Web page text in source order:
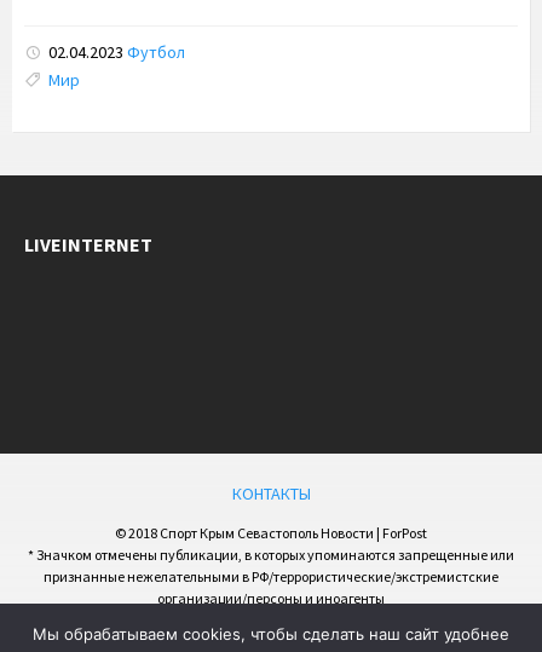
02.04.2023 Футбол
Tags:
Мир
LIVEINTERNET
КОНТАКТЫ
© 2018 Спорт Крым Севастополь Новости | ForPost
* Значком отмечены публикации, в которых упоминаются запрещенные или
признанные нежелательными в РФ/террористические/экстремистские
организации/персоны и иноагенты
Мы обрабатываем cookies, чтобы сделать наш сайт удобнее